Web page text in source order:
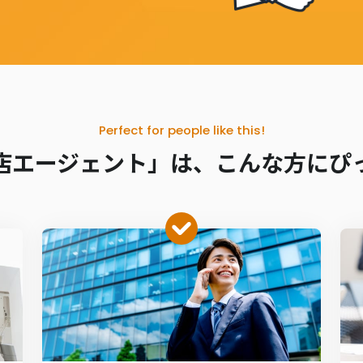
Perfect for people like this!
エージェント」は、こんな方にぴ